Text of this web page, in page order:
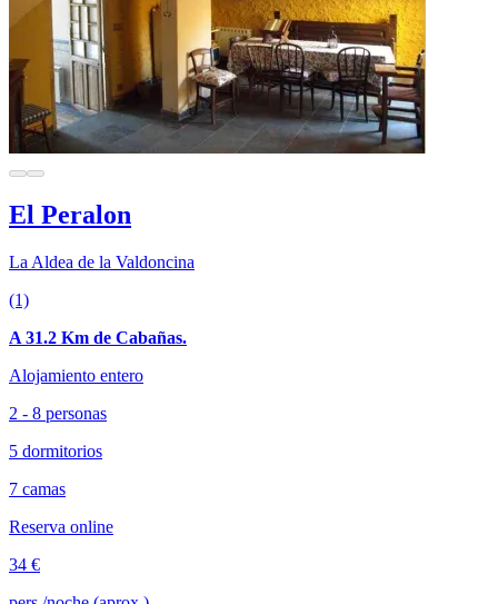
El Peralon
La Aldea de la Valdoncina
(1)
A 31.2 Km de Cabañas.
Alojamiento entero
2 - 8 personas
5 dormitorios
7 camas
Reserva online
34 €